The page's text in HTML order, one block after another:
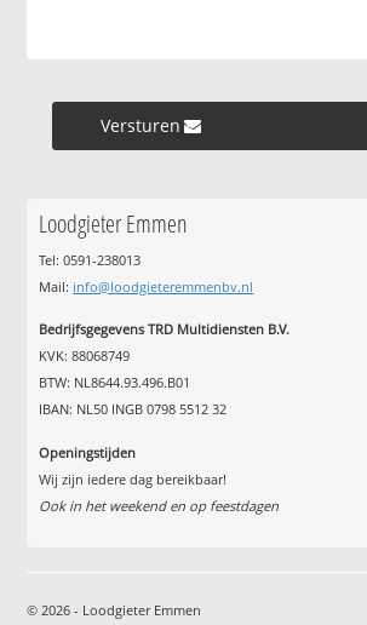
Versturen »
Loodgieter Emmen
Tel: 0591-238013
Mail: info@loodgieteremmenbv.nl
Bedrijfsgegevens TRD Multidiensten B.V.
KVK: 88068749
BTW: NL8644.93.496.B01
IBAN: NL50 INGB 0798 5512 32
Openingstijden
Wij zijn iedere dag bereikbaar!
Ook in het weekend en op feestdagen
© 2026 - Loodgieter Emmen